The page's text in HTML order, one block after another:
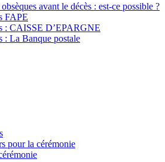
avant le décès : est-ce possible ?
FAPE
: CAISSE D’EPARGNE
: La Banque postale
pour la cérémonie